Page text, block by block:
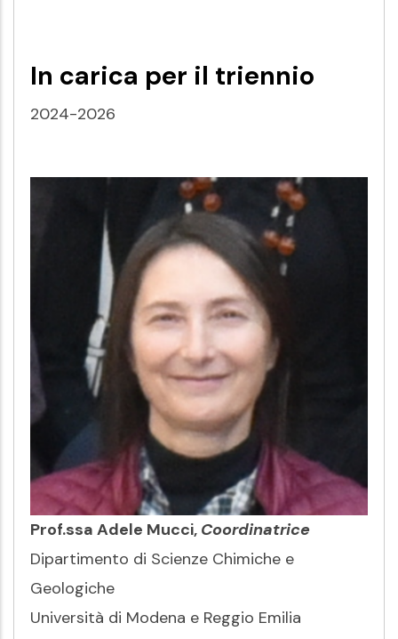
In carica per il triennio
2024-2026
Prof.ssa Adele Mucci, Coordinatrice
Dipartimento di Scienze Chimiche e
Geologiche
Università di Modena e Reggio Emilia